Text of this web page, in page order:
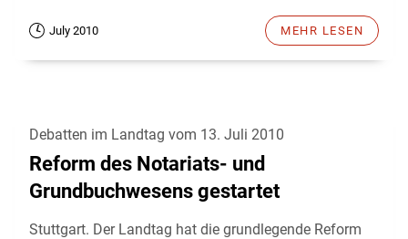
July 2010 MEHR LESEN
Debatten im Landtag vom 13. Juli 2010
Reform des Notariats- und
Grundbuchwesens gestartet
Stuttgart. Der Landtag hat die grundlegende Reform